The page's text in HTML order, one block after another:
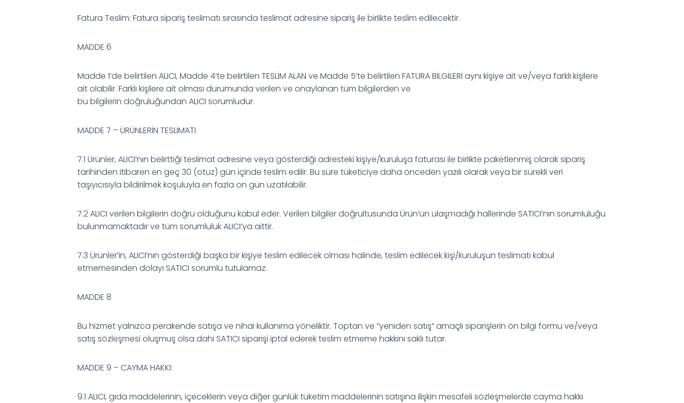
Fatura Teslim: Fatura sipariş teslimatı sırasında teslimat adresine sipariş ile birlikte teslim edilecektir.
MADDE 6
Madde 1’de belirtilen ALICI, Madde 4’te belirtilen TESLİM ALAN ve Madde 5’te belirtilen FATURA BİLGİLERİ aynı kişiye ait ve/veya farklı kişilere
ait olabilir. Farklı kişilere ait olması durumunda verilen ve onaylanan tüm bilgilerden ve
bu bilgilerin doğruluğundan ALICI sorumludur.
MADDE 7 – ÜRÜNLERİN TESLİMATI
7.1 Ürünler, ALICI’nın belirttiği teslimat adresine veya gösterdiği adresteki kişiye/kuruluşa faturası ile birlikte paketlenmiş olarak sipariş
tarihinden itibaren en geç 30 (otuz) gün içinde teslim edilir. Bu süre tüketiciye daha önceden yazılı olarak veya bir sürekli veri
taşıyıcısıyla bildirilmek koşuluyla en fazla on gün uzatılabilir.
7.2 ALICI verilen bilgilerin doğru olduğunu kabul eder. Verilen bilgiler doğrultusunda Ürün’ün ulaşmadığı hallerinde SATICI’nın sorumluluğu
bulunmamaktadır ve tüm sorumluluk ALICI’ya aittir.
7.3 Ürünler’in, ALICI’nın gösterdiği başka bir kişiye teslim edilecek olması halinde, teslim edilecek kişi/kuruluşun teslimatı kabul
etmemesinden dolayı SATICI sorumlu tutulamaz.
MADDE 8
Bu hizmet yalnızca perakende satışa ve nihai kullanıma yöneliktir. Toptan ve “yeniden satış” amaçlı siparişlerin ön bilgi formu ve/veya
satış sözleşmesi oluşmuş olsa dahi SATICI siparişi iptal ederek teslim etmeme hakkını saklı tutar.
MADDE 9 – CAYMA HAKKI:
9.1 ALICI, gıda maddelerinin, içeceklerin veya diğer günlük tüketim maddelerinin satışına ilişkin mesafeli sözleşmelerde cayma hakkı